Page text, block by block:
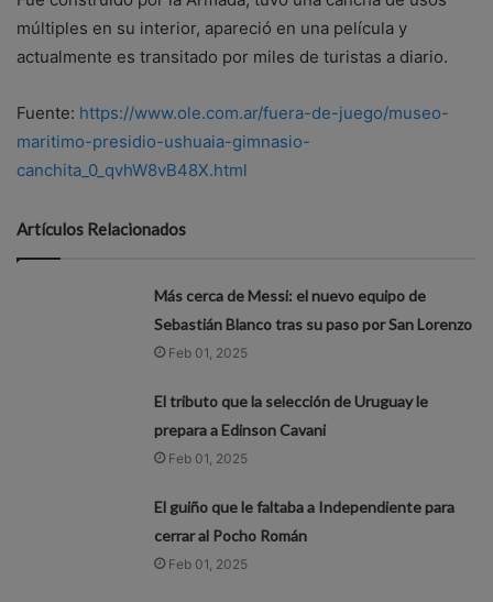
múltiples en su interior, apareció en una película y
actualmente es transitado por miles de turistas a diario.
Fuente: https://www.ole.com.ar/fuera-de-juego/museo-
maritimo-presidio-ushuaia-gimnasio-
canchita_0_qvhW8vB48X.html
Artículos Relacionados
Más cerca de Messi: el nuevo equipo de
Sebastián Blanco tras su paso por San Lorenzo
Feb 01, 2025
El tributo que la selección de Uruguay le
prepara a Edinson Cavani
Feb 01, 2025
El guiño que le faltaba a Independiente para
cerrar al Pocho Román
Feb 01, 2025